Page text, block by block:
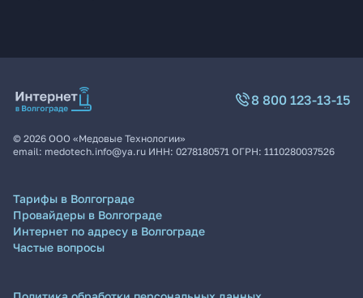
8 800 123-13-15
© 2026 ООО «Медовые Технологии»
email: medotech.info@ya.ru ИНН: 0278180571 ОГРН: 1110280037526
Тарифы в Волгограде
Провайдеры в Волгограде
Интернет по адресу в Волгограде
Частые вопросы